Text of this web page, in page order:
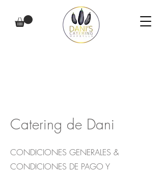
Catering de Dani
CONDICIONES GENERALES &
CONDICIONES DE PAGO Y